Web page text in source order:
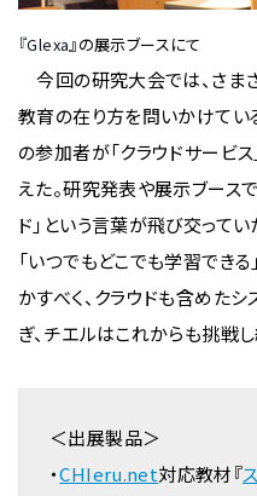
『Glexa』の展示ブースにて
今回の研究大会では、さま
教育の在り方を問いかけてい
の参加者が「クラウドサービ
えた。研究発表や展示ブース
ド」という言葉が飛び交ってい
「いつでもどこでも学習でき
かすべく、クラウドも含めた
ぎ、チエルはこれからも挑戦
＜出展製品＞
・CHIeru.net対応教材『